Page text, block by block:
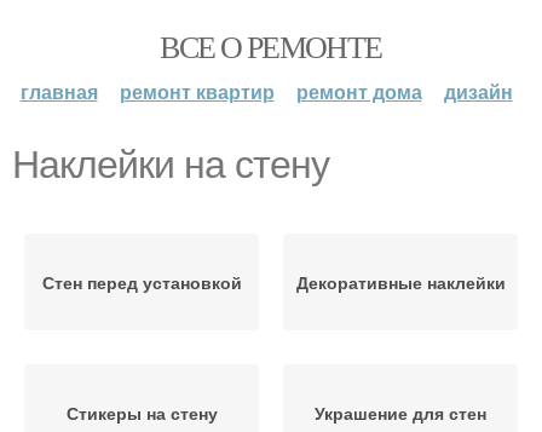
ВСЕ О РЕМОНТЕ
главная ремонт квартир ремонт дома дизайн
Наклейки на стену
Стен перед установкой Декоративные наклейки
Стикеры на стену Украшение для стен